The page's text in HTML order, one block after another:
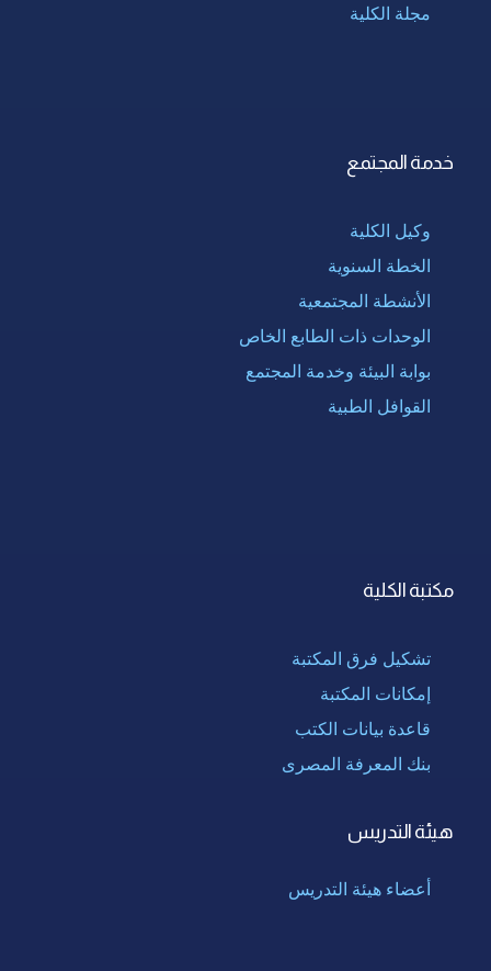
مجلة الكلية
خدمة المجتمع
وكيل الكلية
الخطة السنوية
الأنشطة المجتمعية
الوحدات ذات الطابع الخاص
بوابة البيئة وخدمة المجتمع
القوافل الطبية
مكتبة الكلية
تشكيل فرق المكتبة
إمكانات المكتبة
قاعدة بيانات الكتب
بنك المعرفة المصرى
هيئة التدريس
أعضاء هيئة التدريس